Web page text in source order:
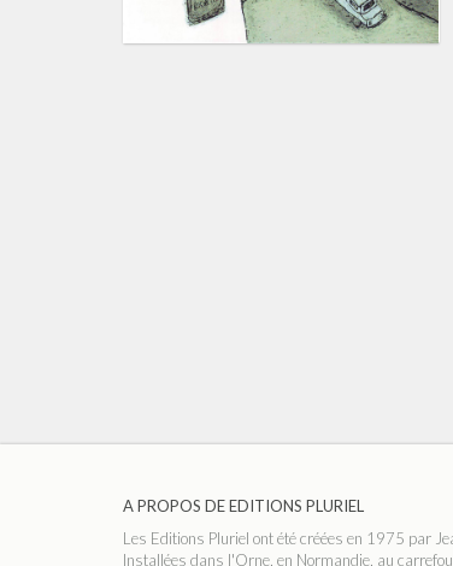
A PROPOS DE EDITIONS PLURIEL
Les Editions Pluriel ont été créées en 1975 par
Installées dans l'Orne, en Normandie, au